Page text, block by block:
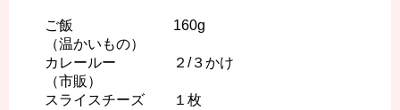
ご飯 160g
（温かいもの）
カレールー ２/３かけ
（市販）
スライスチーズ １枚